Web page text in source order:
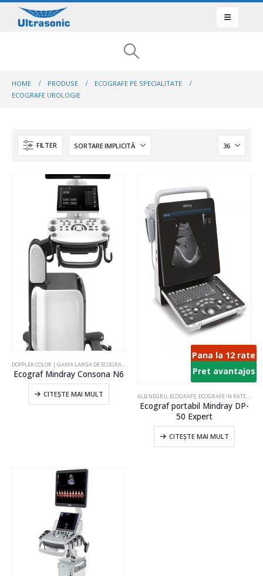
HOME PRODUSE
ECOGRAFE PE SPECIALITATE
ECOGRAFE UROLOGIE
FILTER
DOPPLER COLOR | GAMA LARGA DE ECOGRAFE ECOGRAFE MEDICI FAMILIE ECOGRAFE
Ecograf Mindray Consona N6
CITEȘTE MAI MULT
Pana la 12 rate
Pret avantajos
ALB NEGRU, ECOGRAFE, ECOGRAFE IN RATE,
Ecograf portabil Mindray DP-
50 Expert
CITEȘTE MAI MULT